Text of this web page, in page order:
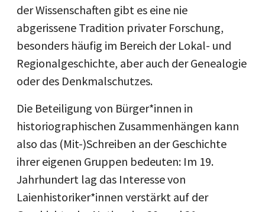
der Wissenschaften gibt es eine nie
abgerissene Tradition privater Forschung,
besonders häufig im Bereich der Lokal- und
Regionalgeschichte, aber auch der Genealogie
oder des Denkmalschutzes.
Die Beteiligung von Bürger*innen in
historiographischen Zusammenhängen kann
also das (Mit-)Schreiben an der Geschichte
ihrer eigenen Gruppen bedeuten: Im 19.
Jahrhundert lag das Interesse von
Laienhistoriker*innen verstärkt auf der